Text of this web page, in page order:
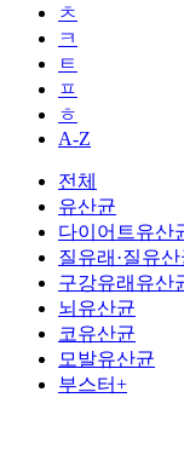
ㅊ
ㅋ
ㅌ
ㅍ
ㅎ
A-Z
전체
유산균
다이어트유산
질유래·질유산
구강유래유산
뇌유산균
코유산균
모발유산균
부스터+